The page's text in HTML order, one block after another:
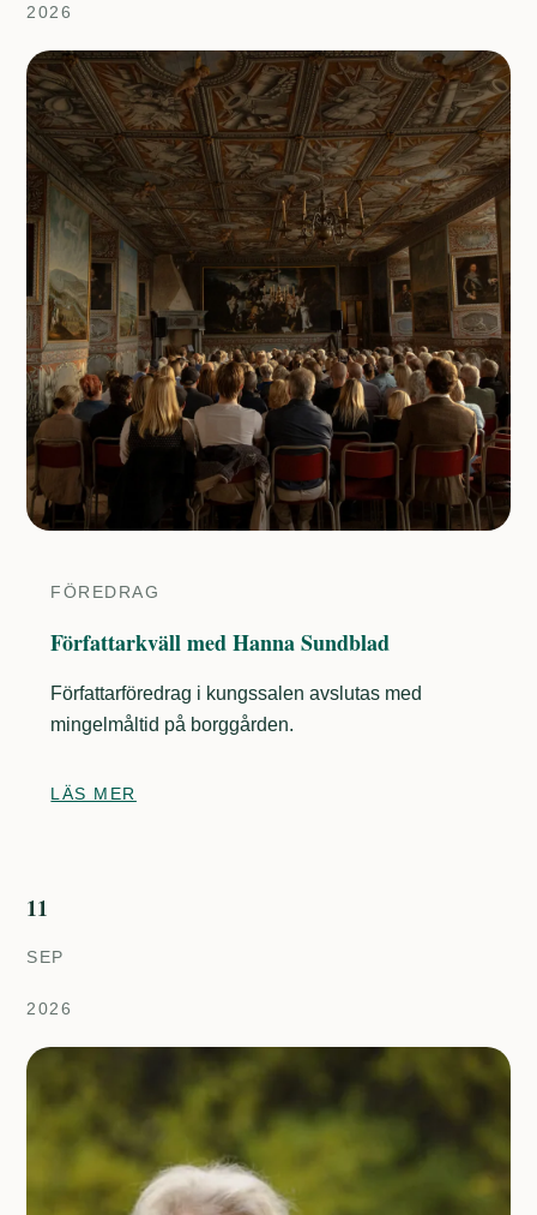
2026
FÖREDRAG
Författarkväll med Hanna Sundblad
Författarföredrag i kungssalen avslutas med
mingelmåltid på borggården.
LÄS MER
11
SEP
2026